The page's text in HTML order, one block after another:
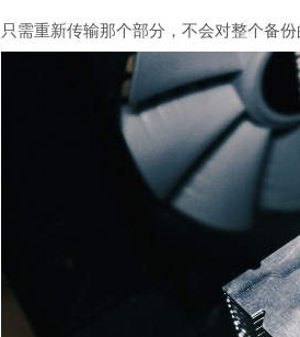
只需重新传输那个部分，不会对整个备